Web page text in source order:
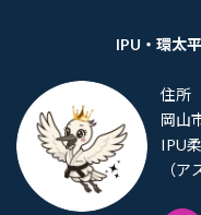
IPU・環太
住所
岡山
IPU
（